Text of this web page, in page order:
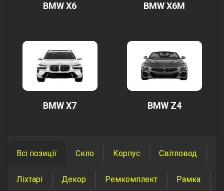
BMW X6 BMW X6M
BMW X7 BMW Z4
Всі позиції Скло Корпус Світловод
Ліхтарі Декор Ремкомплект Рамка